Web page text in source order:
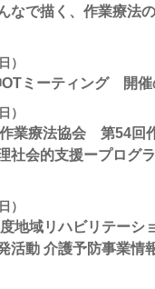
で描く、作業療法
）
OTミーティング 開催
）
業療法協会 第54回
社会的支援ープログ
）
度地域リハビリテーシ
活動 介護予防事業情